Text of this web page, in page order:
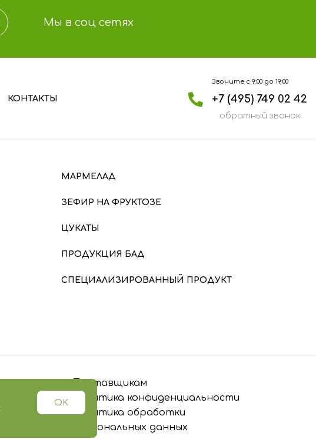
Мы в соц сетях
КОНТАКТЫ
Звоните с 9:00 до 19:00
+7 (495) 749 02 42
обратный звонок
МАРМЕЛАД
ЗЕФИР НА ФРУКТОЗЕ
ЦУКАТЫ
ПРОДУКЦИЯ БАД
СПЕЦИАЛИЗИРОВАННЫЙ ПРОДУКТ
Поставщикам
Политика конфиденциальности
Политика обработки
персональных данных
OK